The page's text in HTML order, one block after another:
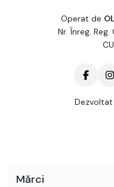
Operat de
Nr. Înreg.
Mărci